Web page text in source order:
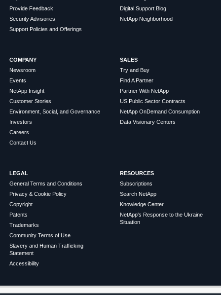
Provide Feedback
Security Advisories
Support Policies and Offerings
Digital Support Blog
NetApp Neighborhood
COMPANY
Newsroom
Events
NetApp Insight
Customer Stories
Environment, Social, and Governance
Investors
Careers
Contact Us
SALES
Try and Buy
Find A Partner
Partner With NetApp
US Public Sector Contracts
NetApp OnDemand Consumption
Data Visionary Centers
LEGAL
General Terms and Conditions
Privacy & Cookie Policy
Copyright
Patents
Trademarks
Community Terms of Use
Slavery and Human Trafficking
Statement
Accessibility
RESOURCES
Subscriptions
Search NetApp
Knowledge Center
NetApp's Response to the Ukraine
Situation